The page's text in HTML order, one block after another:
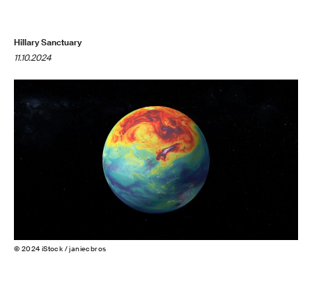
Hillary Sanctuary
11.10.2024
© 2024 iStock / janiecbros